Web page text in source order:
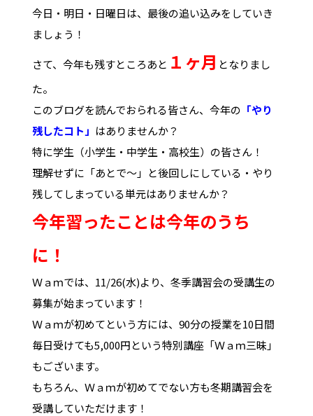
今日・明日・日曜日は、最後の追い込みをしていき
ましょう！
さて、今年も残すところあと １ヶ月 となりまし
た。
このブログを読んでおられる皆さん、今年の 「やり
残したコト」 はありませんか？
特に学生（小学生・中学生・高校生）の皆さん！
理解せずに「あとで～」と後回しにしている・やり
残してしまっている単元はありませんか？
今年習ったことは今年のうち
に！
Ｗａｍでは、11/26(水)より、冬季講習会の受講生の
募集が始まっています！
Ｗａｍが初めてという方には、90分の授業を10日間
毎日受けても5,000円という特別講座「Ｗａｍ三昧」
もございます。
もちろん、Ｗａｍが初めてでない方も冬期講習会を
受講していただけます！